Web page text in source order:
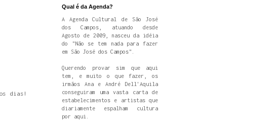
dias!
Qual é da Agenda?
A Agenda Cultural de São José
dos Campos, atuando desde
Agosto de 2009, nasceu da idéia
do "Não se tem nada para fazer
em São José dos Campos".
Querendo provar sim que aqui
tem, e muito o que fazer, os
irmãos Ana e André Dell'Aquila
conseguiram uma vasta carta de
estabelecimentos e artistas que
diariamente espalham cultura
por aqui.